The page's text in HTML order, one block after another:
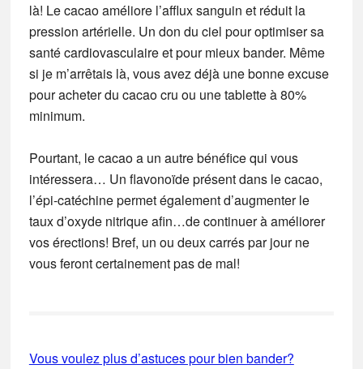
là! Le cacao améliore l’afflux sanguin et réduit la
pression artérielle. Un don du ciel pour optimiser sa
santé cardiovasculaire et pour mieux bander. Même
si je m’arrêtais là, vous avez déjà une bonne excuse
pour acheter du cacao cru ou une tablette à 80%
minimum.
Pourtant, le cacao a un autre bénéfice qui vous
intéressera… Un flavonoïde présent dans le cacao,
l’épi-catéchine permet également d’augmenter le
taux d’oxyde nitrique afin…de continuer à améliorer
vos érections! Bref, un ou deux carrés par jour ne
vous feront certainement pas de mal!
Vous voulez plus d’astuces pour bien bander?